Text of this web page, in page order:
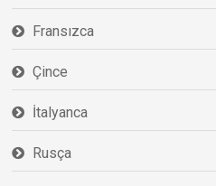
Fransızca
Çince
İtalyanca
Rusça